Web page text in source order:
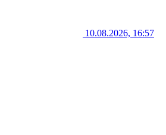
10.08.2026, 16:57